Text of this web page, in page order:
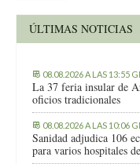
ÚLTIMAS NOTICIAS
08.08.2026 A LAS 13:55
La 37 feria insular de
oficios tradicionales
08.08.2026 A LAS 10:06
Sanidad adjudica 106
para varios hospitales